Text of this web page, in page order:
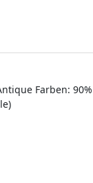
Farben: